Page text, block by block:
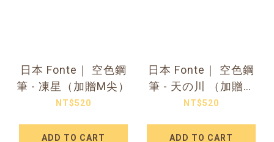
日本 Fonte｜ 空色鋼
筆 - 凍星（加贈M尖）
NT$520
ADD TO CART
日本 Fonte｜ 空色鋼
筆 - 天の川 （加贈M
尖）
NT$520
ADD TO CART